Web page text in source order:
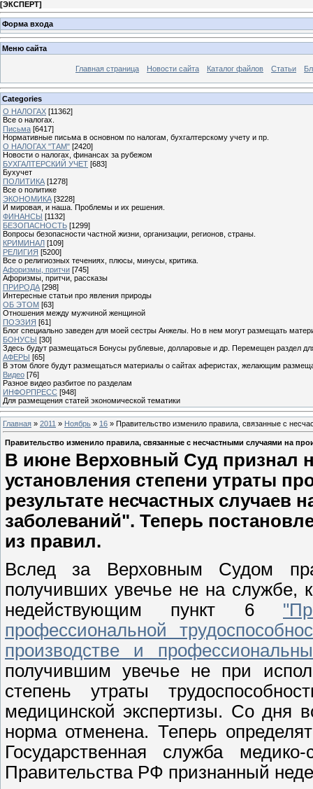
[ЭКСПЕРТ]
Форма входа
Меню сайта
Главная страница Новости сайта Каталог файлов Статьи
Categories
О НАЛОГАХ [11362]
Все о налогах.
Письма [6417]
Нормативные письма в основном по налогам, бухгалтерскому учету и пр.
О НАЛОГАХ "ТАМ" [2420]
Новости о налогах, финансах за рубежом
БУХГАЛТЕРСКИЙ УЧЕТ [683]
Бухучет
ПОЛИТИКА [1278]
Все о политике
ЭКОНОМИКА [3228]
И мировая, и наша. Проблемы и их решения.
ФИНАНСЫ [1132]
БЕЗОПАСНОСТЬ [1299]
Вопросы безопасности частной жизни, организации, регионов, страны.
КРИМИНАЛ [109]
РЕЛИГИЯ [5200]
Все о религиозных течениях, плюсы, минусы, критика.
Афоризмы, притчи [745]
Афоризмы, притчи, рассказы
ПРИРОДА [298]
Интересные статьи про явления природы
ОБ ЭТОМ [63]
Отношения между мужчиной женщиной
ПОЭЗИЯ [61]
Блог специально заведен для моей сестры Анжелы. Но в нем могут размещать
БОНУСЫ [30]
Здесь будут размещаться Бонусы рублевые, долларовые и др. Перемещен раздел
АФЕРЫ [65]
В этом блоге будут размещаться материалы о сайтах аферистах, желающим
Видео [76]
Разное видео разбитое по разделам
ИНФОРПРЕСС [948]
Для размещения статей экономической тематики
Главная » 2011 » Ноябрь » 16 » Правительство изменило правила, связанные с
Правительство изменило правила, связанные с несчастными случаями на
В июне Верховный Суд признал
установления степени утраты
результате несчастных
заболеваний". Теперь
из правил.
Вслед за Верховным Судом
получивших увечье не на
недействующим пункт 6
профессиональной
производстве и
получившим увечье не при
степень утраты
медицинской экспертизы. Со дня
норма отменена. Теперь
Государственная служба
Правительства РФ признанный